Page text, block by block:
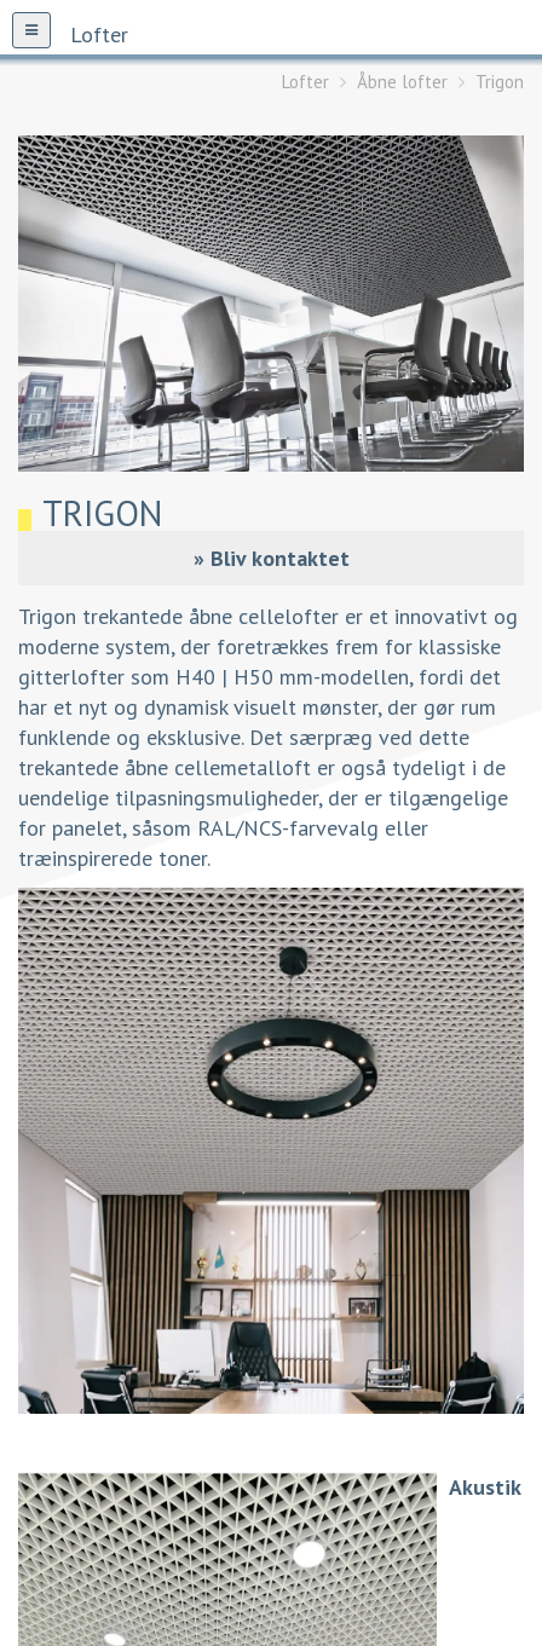
Lofter
Lofter Åbne lofter Trigon
TRIGON
» Bliv kontaktet
Trigon trekantede åbne cellelofter er et innovativt og
moderne system, der foretrækkes frem for klassiske
gitterlofter som H40 | H50 mm-modellen, fordi det
har et nyt og dynamisk visuelt mønster, der gør rum
funklende og eksklusive. Det særpræg ved dette
trekantede åbne cellemetalloft er også tydeligt i de
uendelige tilpasningsmuligheder, der er tilgængelige
for panelet, såsom RAL/NCS-farvevalg eller
træinspirerede toner.
Akustik